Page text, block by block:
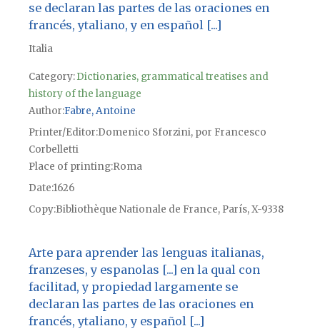
se declaran las partes de las oraciones en
francés, ytaliano, y en español [...]
Italia
Category:Dictionaries, grammatical treatises and
history of the language
Author Fabre, Antoine
Printer/Editor Domenico Sforzini, por Francesco
Corbelletti
Place of printingRoma
Date1626
CopyBibliothèque Nationale de France, París, X-9338
Arte para aprender las lenguas italianas,
franzeses, y espanolas [...] en la qual con
facilitad, y propiedad largamente se
declaran las partes de las oraciones en
francés, ytaliano, y español [...]